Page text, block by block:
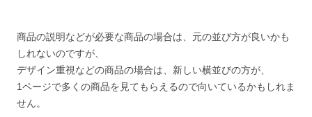
商品の説明などが必要な商品の場合は、元の並び方が良いかも
しれないのですが、
デザイン重視などの商品の場合は、新しい横並びの方が、
1ページで多くの商品を見てもらえるので向いているかもしれま
せん。